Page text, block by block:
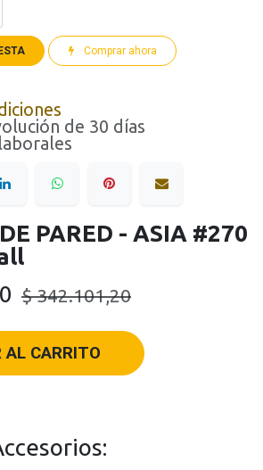
Comprar ahora
de 30 días
PARED - ASIA #270
$342.101,20
AL CARRITO